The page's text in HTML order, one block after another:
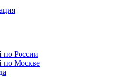
по России
по Москве